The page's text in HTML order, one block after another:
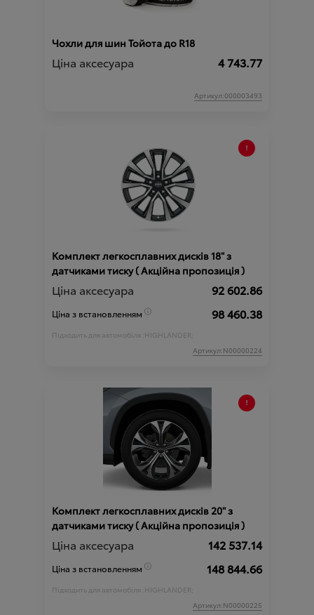
Чохли для шин Тойота до R18
Ціна аксесуара 4 743.77
Артикул:000003493
Комплект легкосплавних дисків 18" з
датчиками тиску ( Акційна пропозиція )
Ціна аксесуара 92 602.86
Ціна з встановленням 98 460.38
Підходить для автомобіля :HIGHLANDER;
Артикул:N00000224
Комплект легкосплавних дисків 20" з
датчиками тиску ( Акційна пропозиція )
Ціна аксесуара 142 537.14
Ціна з встановленням 148 844.66
Підходить для автомобіля :HIGHLANDER;
Артикул:N00000225